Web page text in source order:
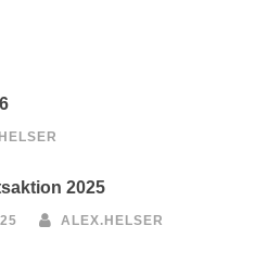
2025
ALEX.HELSER